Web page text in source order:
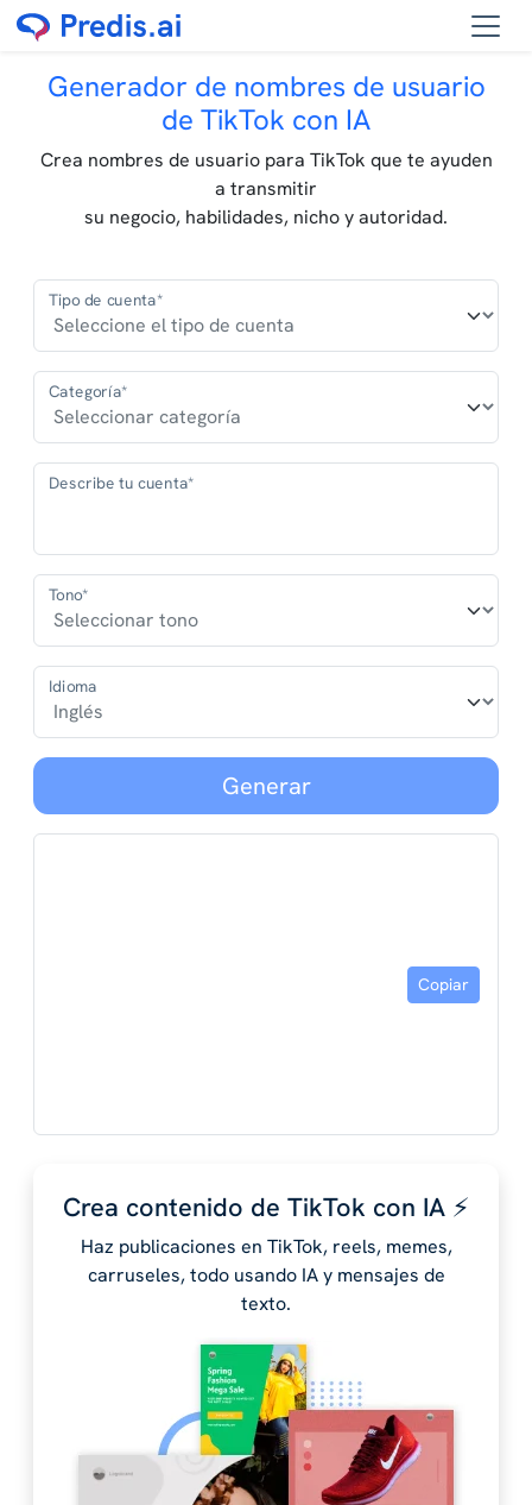
Generador de nombres de usuario
de TikTok con IA
Crea nombres de usuario para TikTok que te ayuden
a transmitir
su negocio, habilidades, nicho y autoridad.
Tipo de cuenta*
Categoría*
Describe tu cuenta*
Tono*
Idioma
Generar
Copiar
Crea contenido de TikTok con IA ⚡️
Haz publicaciones en TikTok, reels, memes,
carruseles, todo usando IA y mensajes de
texto.